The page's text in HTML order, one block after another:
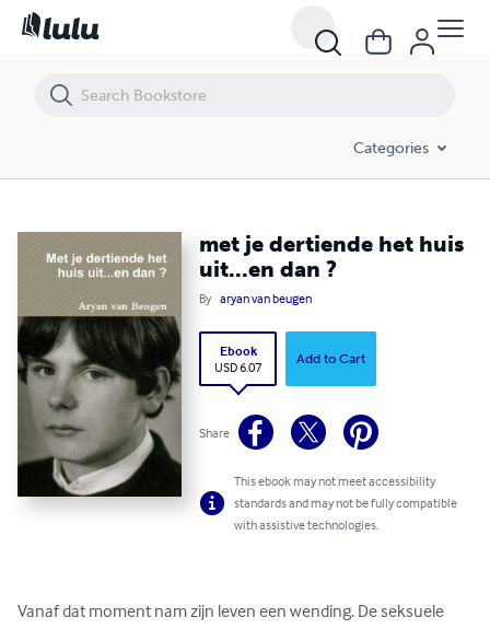
Categories
met je dertiende het huis
uit...en dan ?
By aryan van beugen
Ebook
USD 6.07
Add to Cart
Share
This ebook may not meet accessibility
standards and may not be fully compatible
with assistive technologies.
Vanaf dat moment nam zijn leven een wending. De seksuele
met je dertiende het huis uit...en dan ?